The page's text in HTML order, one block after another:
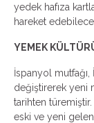
yedek hafıza
hareket
YEMEK
İspanyol mutfağı,
değiştirerek yeni
tarihten
eski ve yeni